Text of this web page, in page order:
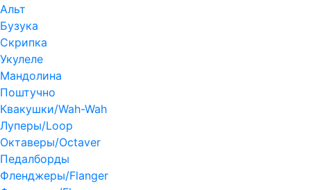
Альт
Бузука
Скрипка
Укулеле
Мандолина
Поштучно
Квакушки/Wah-Wah
Луперы/Loop
Октаверы/Octaver
Педалборды
Фленджеры/Flanger